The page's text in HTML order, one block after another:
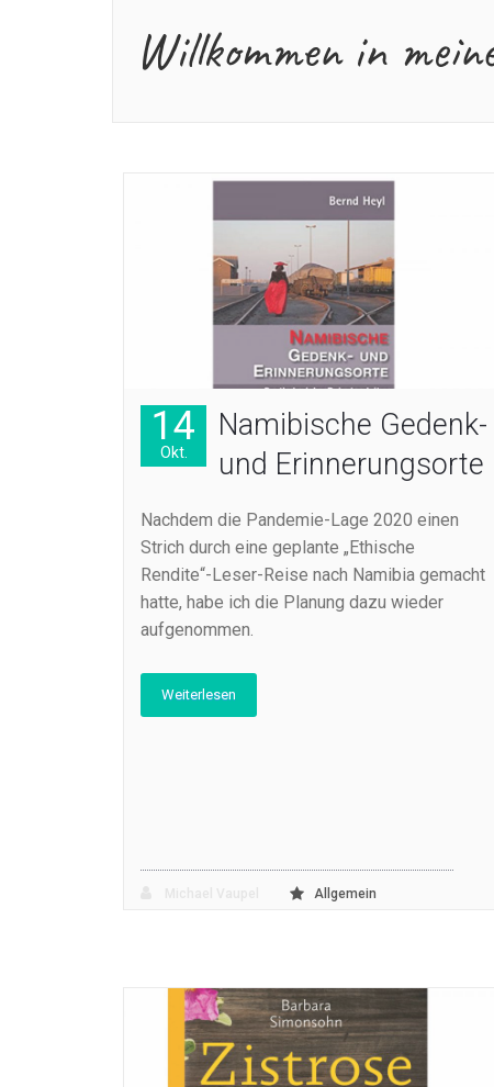
Willkommen in
14
Okt.
Namibische Gedenk-
und Erinnerungsorte
Nachdem die Pandemie-Lage 2020 einen
Strich durch eine geplante „Ethische
Rendite“-Leser-Reise nach Namibia gemacht
hatte, habe ich die Planung dazu wieder
aufgenommen.
Weiterlesen
Allgemein